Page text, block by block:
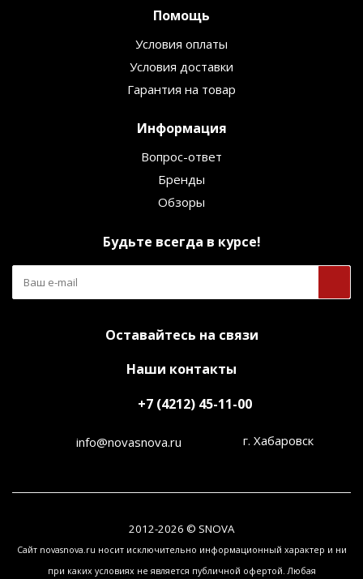
Помощь
Условия оплаты
Условия доставки
Гарантия на товар
Информация
Вопрос-ответ
Бренды
Обзоры
Будьте всегда в курсе!
Оставайтесь на связи
Наши контакты
+7 (4212) 45-11-00
info@novasnova.ru г. Хабаровск
2012-2026 © SNOVA
Сайт novasnova.ru носит исключительно информационный характер и ни
при каких условиях не является публичной офертой. Любая